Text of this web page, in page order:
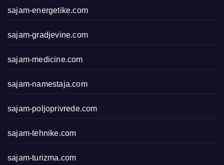
sajam-energetike.com
sajam-gradjevine.com
sajam-medicine.com
sajam-namestaja.com
sajam-poljoprivrede.com
sajam-tehnike.com
sajam-turizma.com